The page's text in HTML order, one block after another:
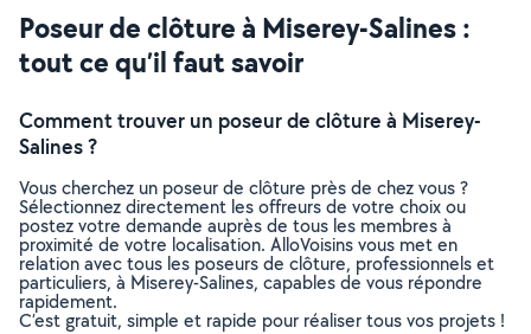
Poseur de clôture à Miserey-Salines :
tout ce qu’il faut savoir
Comment trouver un poseur de clôture à Miserey-
Salines ?
Vous cherchez un poseur de clôture près de chez vous ?
Sélectionnez directement les offreurs de votre choix ou
postez votre demande auprès de tous les membres à
proximité de votre localisation. AlloVoisins vous met en
relation avec tous les poseurs de clôture, professionnels et
particuliers, à Miserey-Salines, capables de vous répondre
rapidement.
C’est gratuit, simple et rapide pour réaliser tous vos projets !